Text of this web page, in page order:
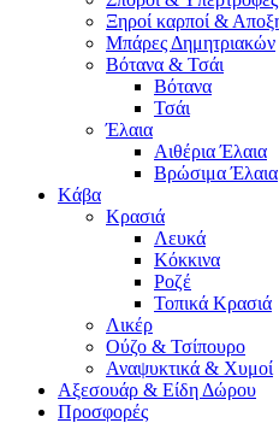
Ξηροί καρποί &
Μπάρες Δημητριακών
Βότανα & Τσάι
Βότανα
Τσάι
Έλαια
Αιθέρια Έλαια
Βρώσιμα Έλαια
Kάβα
Κρασιά
Λευκά
Κόκκινα
Ροζέ
Τοπικά Κρασιά
Λικέρ
Ούζο & Τσίπουρο
Αναψυκτικά & Χυμοί
Αξεσουάρ & Είδη Δώρου
Προσφορές